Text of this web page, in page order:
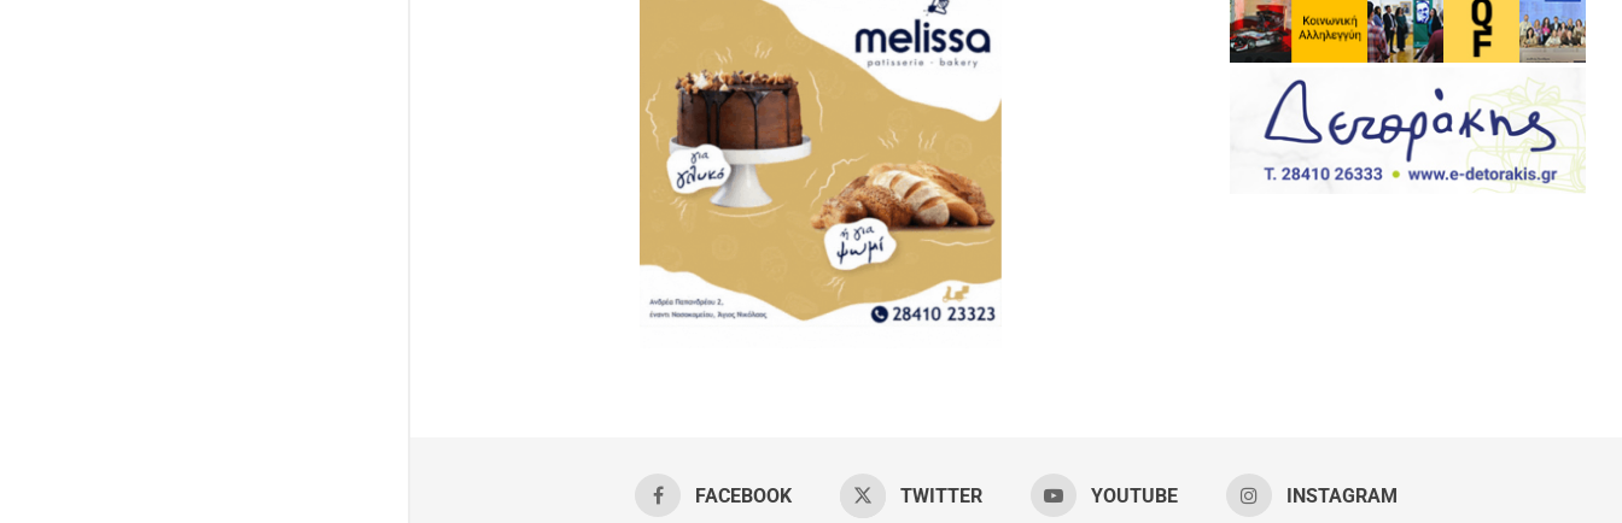
FACEBOOK TWITTER YOUTUBE INSTAGRAM